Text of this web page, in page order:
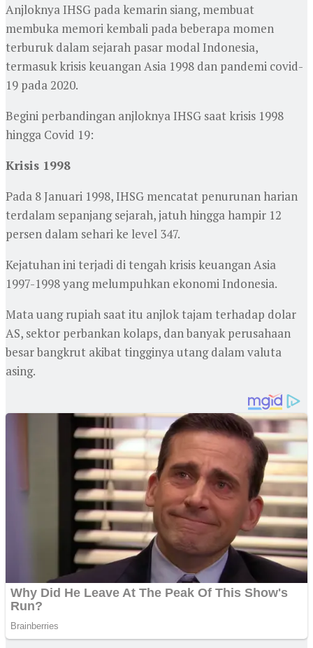
Anjloknya IHSG pada kemarin siang, membuat
membuka memori kembali pada beberapa momen
terburuk dalam sejarah pasar modal Indonesia,
termasuk krisis keuangan Asia 1998 dan pandemi covid-
19 pada 2020.
Begini perbandingan anjloknya IHSG saat krisis 1998
hingga Covid 19:
Krisis 1998
Pada 8 Januari 1998, IHSG mencatat penurunan harian
terdalam sepanjang sejarah, jatuh hingga hampir 12
persen dalam sehari ke level 347.
Kejatuhan ini terjadi di tengah krisis keuangan Asia
1997-1998 yang melumpuhkan ekonomi Indonesia.
Mata uang rupiah saat itu anjlok tajam terhadap dolar
AS, sektor perbankan kolaps, dan banyak perusahaan
besar bangkrut akibat tingginya utang dalam valuta
asing.